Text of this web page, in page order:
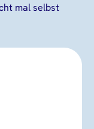
mal selbst